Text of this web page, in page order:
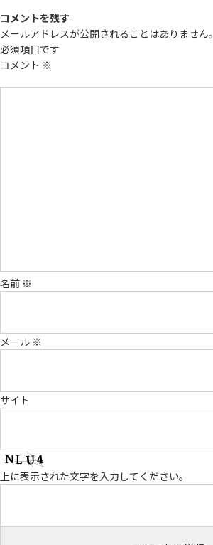
コメントを残す
メールアドレスが公開されることはありません。
必須項目です
コメント ※
名前 ※
メール ※
サイト
上に表示された文字を入力してください。